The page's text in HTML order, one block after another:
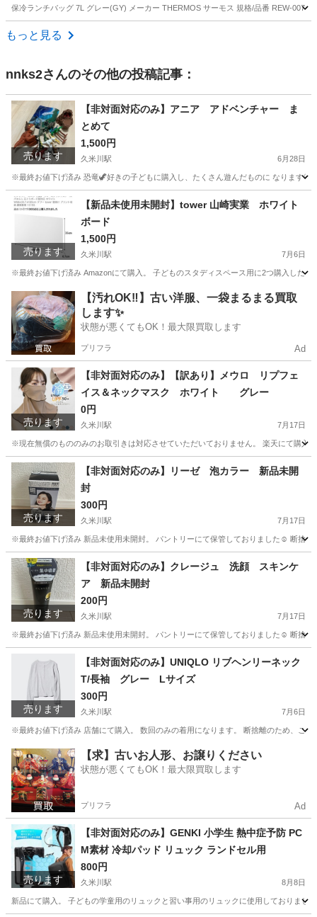
保冷ランチバッグ 7L グレー(GY) メーカー THERMOS サーモス 規格/品番 REW-007
東京 渋谷区
もっと見る
nnks2さんのその他の投稿記事：
売ります
【非対面対応のみ】アニア アドベンチャー ま
とめて
1,500円
久米川駅 6月28日
※最終お値下げ済み 恐竜🦖好きの子どもに購入し、たくさん遊んだものに なります
東京 東村山市 久米川駅 子供用品 アドベンチャー
売ります
【新品未使用未開封】tower 山崎実業 ホワイト
ボード
1,500円
久米川駅 7月6日
※最終お値下げ済み Amazonにて購入。 子どものスタディスペース用に2つ購入した
東京 東村山市 久米川駅 生活雑貨 tower
【汚れOK‼️】古い洋服、一袋まるまる買取
します✨
状態が悪くてもOK！最大限買取します
プリフラ Ad
売ります
【非対面対応のみ】【訳あり】メウロ リプフェ
イス＆ネックマスク ホワイト グレー
0円
久米川駅 7月17日
※現在無償のもののみのお取引きは対応させていただいておりません。 楽天にて購入
東京 東村山市 久米川駅 服/ファッション
売ります
【非対面対応のみ】リーゼ 泡カラー 新品未開
封
300円
久米川駅 7月17日
※最終お値下げ済み 新品未使用未開封。 パントリーにて保管しておりました☺️ 断捨
東京 東村山市 久米川駅 コスメ/ヘルスケア パントリー
売ります
【非対面対応のみ】クレージュ 洗顔 スキンケ
ア 新品未開封
200円
久米川駅 7月17日
※最終お値下げ済み 新品未使用未開封。 パントリーにて保管しておりました☺️ 断捨
久米川駅 コスメ/ヘルスケア クレージュ
売ります
【非対面対応のみ】UNIQLO リブヘンリーネック
T/長袖 グレー Lサイズ
300円
久米川駅 7月6日
※最終お値下げ済み 店舗にて購入。 数回のみの着用になります。 断捨離のため、こ
東京 東村山市 久米川駅 服/ファッション UNIQLO
【求】古いお人形、お譲りください
状態が悪くてもOK！最大限買取します
プリフラ Ad
売ります
【非対面対応のみ】GENKI 小学生 熱中症予防 PC
M素材 冷却パッド リュック ランドセル用
800円
久米川駅 8月8日
新品にて購入。 子どもの学童用のリュックと習い事用のリュックに使用しておりま